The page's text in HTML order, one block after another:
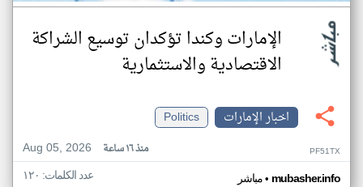
الإمارات وكندا تؤكدان توسيع الشراكة
الاقتصادية والاستثمارية
اخبار الإمارات
Politics
Aug 05, 2026
منذ ١٦ ساعة PF51TX
مباشر• mubasher.info عدد الكلمات: ١٢٠